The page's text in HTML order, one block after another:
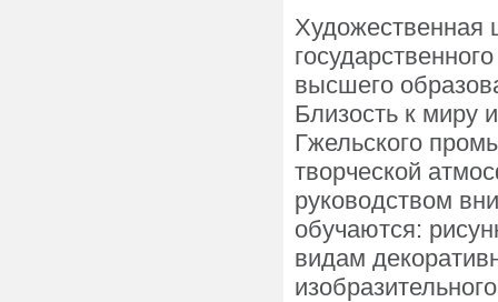
Художественная
высшего
Близость к миру
Гжельского
творческой
руководством
обучаются:
видам